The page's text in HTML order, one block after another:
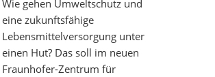
Wie gehen Umweltschutz und
eine zukunftsfähige
Lebensmittelversorgung unter
einen Hut? Das soll im neuen
Fraunhofer-Zentrum für